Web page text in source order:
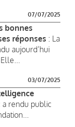
07/07/2025
bonnes
réponses : La
aujourd’hui
03/07/2025
a rendu public